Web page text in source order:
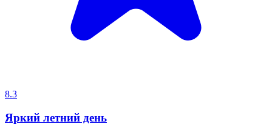
8.3
Яркий летний день